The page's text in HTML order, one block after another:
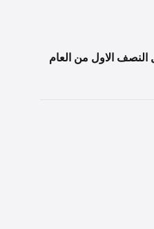
النصف الاول من العام